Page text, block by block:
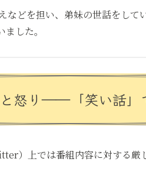
などを担い、弟妹の世話をし
した。
怒り――「笑い話」
）上では番組内容に対する厳